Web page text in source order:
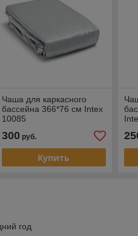
Чаша для каркасного
бассейна 366*76 см Intex
10085
300руб.
Купить
год